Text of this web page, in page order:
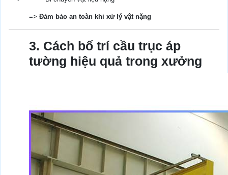
=> Đảm bảo an toàn khi xử lý vật nặng
3. Cách bố trí cầu trục áp
tường hiệu quả trong xưởng